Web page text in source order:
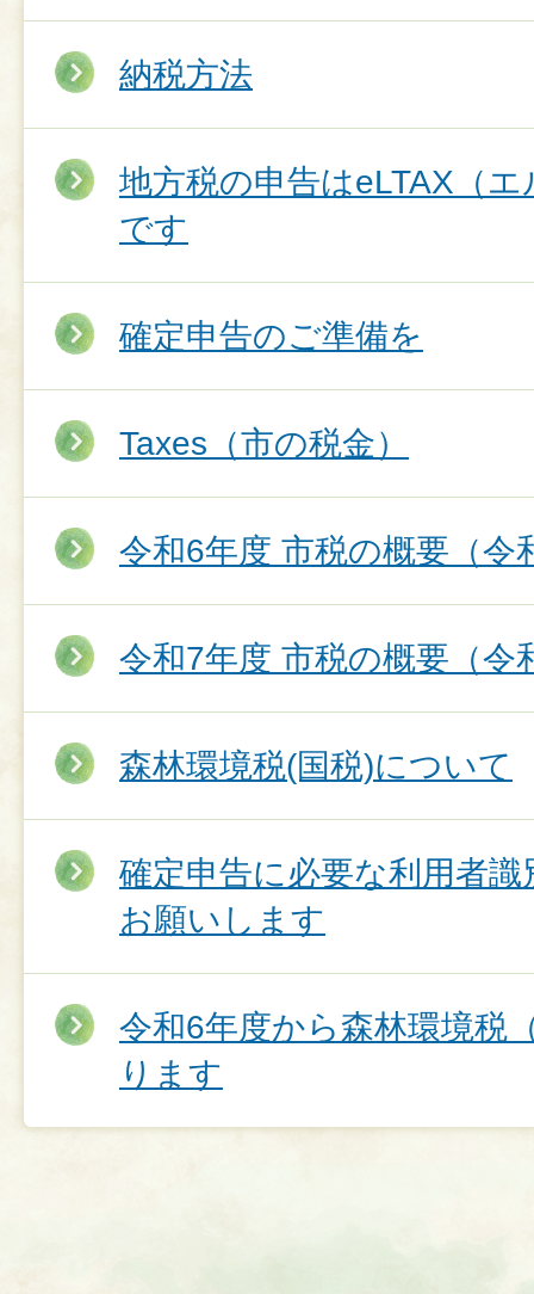
納税方法
地方税の申告はeLTAX（
です
確定申告のご準備を
Taxes（市の税金）
令和6年度 市税の概要（令
令和7年度 市税の概要（令
森林環境税(国税)について
確定申告に必要な利用者
お願いします
令和6年度から森林環境税
ります